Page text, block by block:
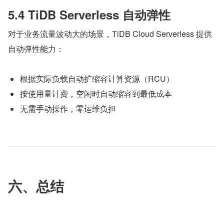
5.4 TiDB Serverless 自动弹性
对于业务流量波动大的场景，TiDB Cloud Serverless 提供
自动弹性能力：
根据实际负载自动扩缩容计算资源（RCU）
按使用量计费，空闲时自动缩容到最低成本
无需手动操作，零运维负担
六、总结